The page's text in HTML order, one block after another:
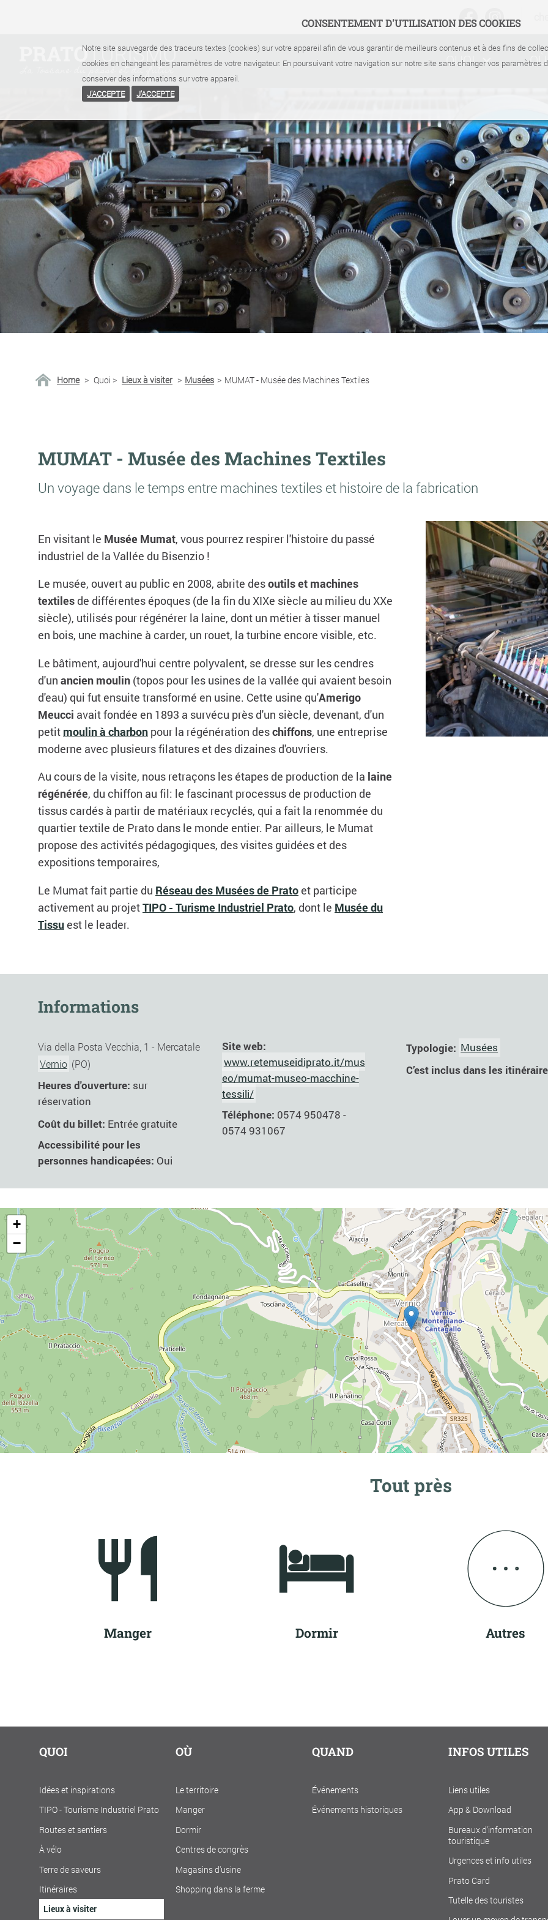
CONSENTEMENT D'UTILISATION DES COOKIES
Notre site sauvegarde des traceurs textes (cookies) sur votre appareil afin de vous garantir de meilleurs contenus et à des fins de
cookies en changeant les paramètres de votre navigateur. En poursuivant votre navigation sur notre site sans changer vos paramètres
conserver des informations sur votre appareil.
J'ACCEPTE
J'ACCEPTE
QUOI OÙ
Home > Quoi > Lieux à visiter > Musées > MUMAT - Musée des Machines Textiles
MUMAT - Musée des Machines Textiles
Un voyage dans le temps entre machines textiles et histoire de la fabrication
En visitant le Musée Mumat, vous pourrez respirer l'histoire du passé
industriel de la Vallée du Bisenzio !
Le musée, ouvert au public en 2008, abrite desoutils et machines
textiles de différentes époques (de la fin du XIXe siècle au milieu du XXe
siècle), utilisés pour régénérer la laine, dont un métier à tisser manuel
en bois, une machine à carder, un rouet, la turbine encore visible, etc.
Le bâtiment, aujourd'hui centre polyvalent, se dresse sur les cendres
d'un ancien moulin (topos pour les usines de la vallée qui avaient besoin
d'eau) qui fut ensuite transformé en usine. Cette usine qu'Amerigo
Meucci avait fondée en 1893 a survécu près d'un siècle, devenant, d'un
petit moulin à charbon pour la régénération deschiffons, une entreprise
moderne avec plusieurs filatures et des dizaines d'ouvriers.
Au cours de la visite, nous retraçons les étapes de production de la laine
régénérée, du chiffon au fil: le fascinant processus de production de
tissus cardés à partir de matériaux recyclés, qui a fait la renommée du
quartier textile de Prato dans le monde entier. Par ailleurs, le Mumat
propose des activités pédagogiques, des visites guidées et des
expositions temporaires,
Le Mumat fait partie du Réseau des Musées de Prato et participe
activement au projetTIPO - Turisme Industriel Prato, dont le Musée du
Tissu est le leader.
Informations
Via della Posta Vecchia, 1 - Mercatale
Vernio (PO)
Heures d'ouverture: sur
réservation
Coût du billet: Entrée gratuite
Accessibilité pour les
personnes handicapées: Oui
Site web:
www.retemuseidiprato.it/mus
eo/mumat-museo-macchine-
tessili/
Téléphone: 0574 950478 -
0574 931067
Typologie: Musées
C’est inclus dans les
+
−
Tout près
Manger Dormir Autres
QUOI
Idées et inspirations
TIPO - Tourisme Industriel Prato
Routes et sentiers
À vélo
Terre de saveurs
Itinéraires
Lieux à visiter
OÙ
Le territoire
Manger
Dormir
Centres de congrès
Magasins d'usine
Shopping dans la ferme
QUAND
Événements
Événements historiques
INFOS UTILES
Liens utiles
App & Download
Bureaux d'information
touristique
Urgences et info utiles
Prato Card
Tutelle des touristes